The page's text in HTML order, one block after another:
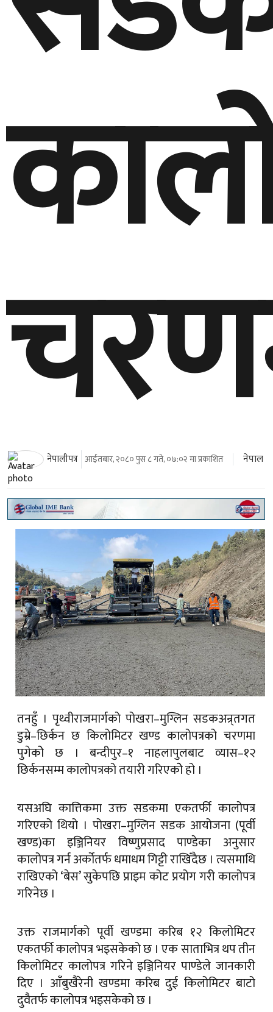
नेपालीपत्र आईतबार, २०८० पुस ८ गते, ०७:०२ मा प्रकाशित नेपाल
तनहुँ । पृथ्वीराजमार्गको पोखरा–मुग्लिन सडकअन्र्तगत
डुम्रे–छिर्कन छ किलोमिटर खण्ड कालोपत्रको चरणमा
पुगेकोे छ । बन्दीपुर–१ नाहलापुलबाट व्यास–१२
छिर्कनसम्म कालोपत्रको तयारी गरिएकोे हो ।
यसअघि कात्तिकमा उक्त सडकमा एकतर्फी कालोपत्र
गरिएको थियो । पोखरा–मुग्लिन सडक आयोजना (पूर्वी
खण्ड)का इञ्जिनियर विष्णुप्रसाद पाण्डेका अनुसार
कालोपत्र गर्न अर्कोतर्फ धमाधम गिट्टी राखिँदैछ । त्यसमाथि
राखिएको ‘बेस’ सुकेपछि प्राइम कोट प्रयोग गरी कालोपत्र
गरिनेछ ।
उक्त राजमार्गको पूर्वी खण्डमा करिब १२ किलोमिटर
एकतर्फी कालोपत्र भइसकेको छ । एक साताभित्र थप तीन
किलोमिटर कालोपत्र गरिने इञ्जिनियर पाण्डेले जानकारी
दिए । आँबुखैरेनी खण्डमा करिब दुई किलोमिटर बाटो
दुवैतर्फ कालोपत्र भइसकेको छ ।